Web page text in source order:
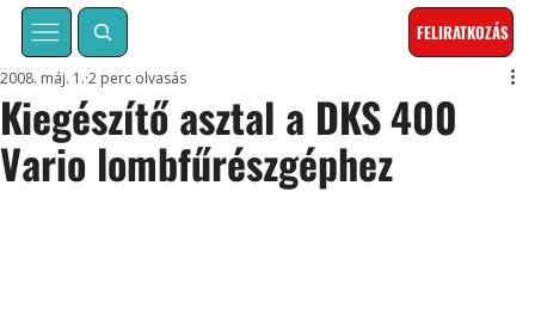
FELIRATKOZÁS
Kiegészítő asztal a DKS 400
Vario lombfűrészgéphez
2008. máj. 1. 2 perc olvasás